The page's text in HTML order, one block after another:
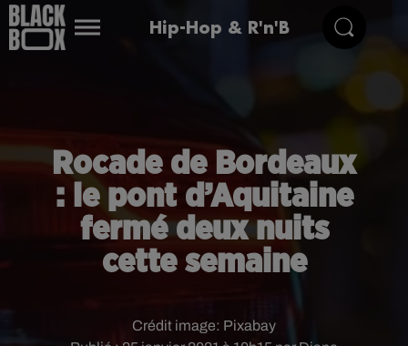
Hip-Hop & R'n'B
Rocade de Bordeaux
: le pont d’Aquitaine
fermé deux nuits
cette semaine
Crédit image: Pixabay